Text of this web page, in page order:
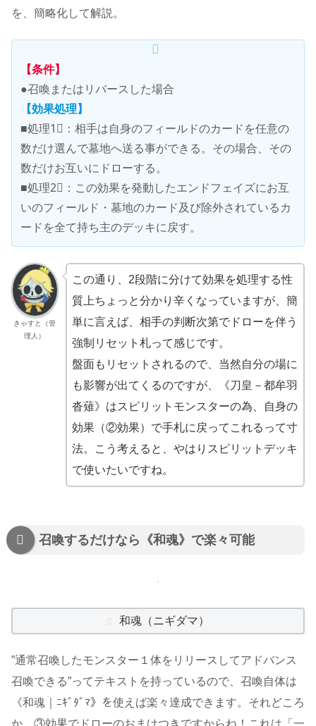
を、簡略化して解説。
【条件】
●召喚またはリバースした場合
【効果処理】
■処理1⃣：相手は自身のフィールドのカードを任意の
数だけ選んで墓地へ送る事ができる。その場合、その
数だけお互いにドローする。
■処理2⃣：この効果を発動したエンドフェイズにお互
いのフィールド・墓地のカード及び除外されているカ
ードを全て持ち主のデッキに戻す。
きゃすと（管
理人）
この通り、2段階に分けて効果を処理する性
質上ちょっと分かり辛くなっていますが、簡
単に言えば、相手の判断次第でドローを伴う
強制リセット札って感じです。
盤面もリセットされるので、当然自分の場に
も影響が出てくるのですが、《刀皇－都牟羽
沓薙》はスピリットモンスターの為、自身の
効果（②効果）で手札に戻ってこれるって寸
法。こう考えると、やはりスピリットデッキ
で使いたいですね。
召喚するだけなら《和魂》で楽々可能
和魂（ニギダマ）
”通常召喚したモンスター１体をリリースしてアドバンス
召喚できる”ってテキストを持っているので、召喚自体は
《和魂｜ﾆｷﾞﾀﾞﾏ》を使えば楽々達成できます。それどころ